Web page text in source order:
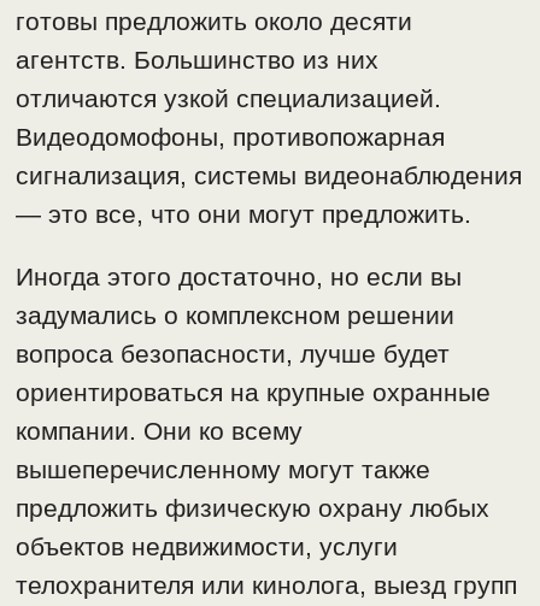
готовы предложить около десяти
агентств. Большинство из них
отличаются узкой специализацией.
Видеодомофоны, противопожарная
сигнализация, системы видеонаблюдения
— это все, что они могут предложить.
Иногда этого достаточно, но если вы
задумались о комплексном решении
вопроса безопасности, лучше будет
ориентироваться на крупные охранные
компании. Они ко всему
вышеперечисленному могут также
предложить физическую охрану любых
объектов недвижимости, услуги
телохранителя или кинолога, выезд групп